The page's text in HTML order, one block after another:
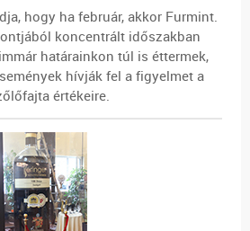
hogy ha február, akkor Furmint.
koncentrált időszakban
határainkon túl is éttermek,
hívják fel a figyelmet a
értékeire.